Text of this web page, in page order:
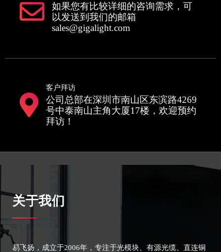
如果您有比较详细的咨询需求，可
以发送到我们的邮箱
sales@gigalight.com
客户拜访
公司总部在深圳市南山区东滨路4269
号中泰南山主角大厦17楼，欢迎预约
拜访！
关于我们
易飞扬，成立于2006年，专注于光模块、有源光缆、直连铜